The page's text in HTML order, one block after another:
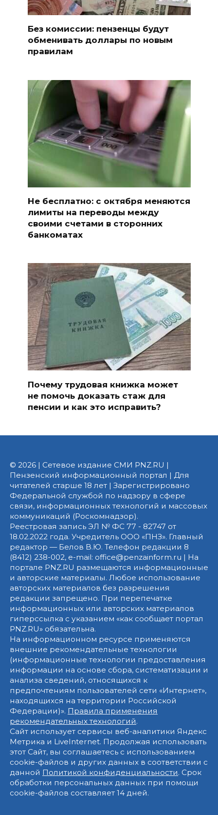
Без комиссии: пензенцы будут
обменивать доллары по новым
правилам
Не бесплатно: с октября меняются
лимиты на переводы между
своими счетами в сторонних
банкоматах
Почему трудовая книжка может
не помочь доказать стаж для
пенсии и как это исправить?
© 2026 | Сетевое издание СМИ PNZ.RU |
Пензенский информационный портал | Для
читателей старше 18 лет | Зарегистрировано
Федеральной службой по надзору в сфере
связи, информационных технологий и массовых
коммуникаций (Роскомнадзор).
Реестровая запись ЭЛ № ФС 77 - 82747 от
18.02.2022 года. Учредитель ООО «ПНЗ». Главный
редактор — Белов В.Ю. Телефон редакции 8
(8412) 238-002, e-mail: office@penzainform.ru | На
портале PNZ.RU размещаются информационные
и авторские материалы. Любое использование
авторских материалов без разрешения
редакции запрещено. При перепечатке
информационных или авторских материалов
гиперссылка с указанием «как сообщает портал
PNZ.RU» обязательна.
На информационном ресурсе применяются
внешние рекомендательные технологии
(информационные технологии предоставления
информации на основе сбора, систематизации и
анализа сведений, относящихся к
предпочтениям пользователей сети «Интернет»,
находящихся на территории Российской
Федерации)». Правила применения
рекомендательных технологий.
Сайт использует сервисы веб-аналитики Яндекс
Метрика и LiveInternet. Продолжая использовать
этот Сайт, вы соглашаетесь с использованием
cookie-файлов и других данных в соответствии с
данной Политикой конфиденциальности. Срок
обработки персональных данных при помощи
cookie-файлов составляет 14 дней.